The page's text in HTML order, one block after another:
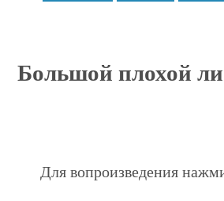
Большой плохой
Для вопроизведения